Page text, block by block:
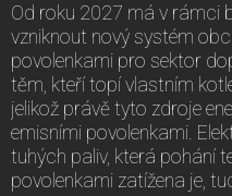
Od roku 2027 má v rámci
vzniknout nový systém
povolenkami pro sektor
těm, kteří topí vlastním
jelikož právě tyto zdroje
emisními povolenkami.
tuhých paliv, která pohání
povolenkami zatížena je,